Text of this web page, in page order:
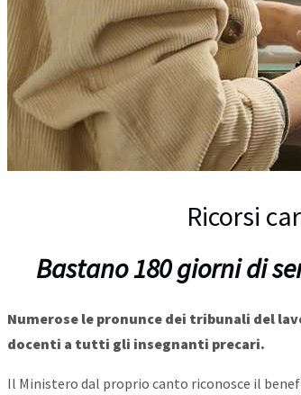
Ricorsi
Bastano 180 giorni di
Numerose le pronunce dei tribunali del
docenti a tutti gli insegnanti precari.
Il Ministero dal proprio canto riconosce il